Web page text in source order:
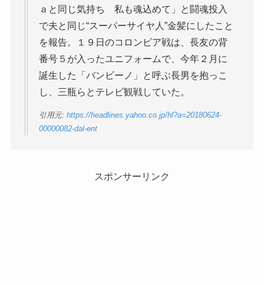
ａと同じ気持ち 私も魂込めて」と闘魂投入
で夫と同じ“スーパーサイヤ人”金髪にしたこと
を報告。１９日のコロンビア戦は、長友の背
番号５が入ったユニフォームで、今年２月に
誕生した「バンビーノ」と呼ぶ長男を抱っこ
し、三瓶らとテレビ観戦していた。
引用元: https://headlines.yahoo.co.jp/hl?a=20180624-
00000082-dal-ent
スポンサーリンク